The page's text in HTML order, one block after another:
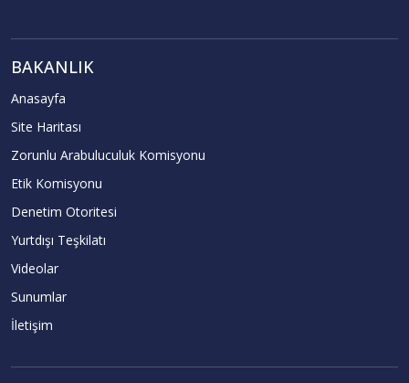
BAKANLIK
Anasayfa
Site Haritası
Zorunlu Arabuluculuk Komisyonu
Etik Komisyonu
Denetim Otoritesi
Yurtdışı Teşkilatı
Videolar
Sunumlar
İletişim